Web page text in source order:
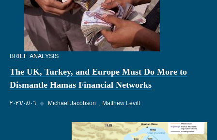
BRIEF ANALYSIS
The UK, Turkey, and Europe Must Do More to
Dismantle Hamas Financial Networks
٠٦‏/٠٨‏/٢٠٢٦ ◆ Michael Jacobson Matthew Levitt